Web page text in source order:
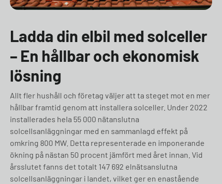
Ladda din elbil med solceller
– En hållbar och ekonomisk
lösning
Allt fler hushåll och företag väljer att ta steget mot en mer
hållbar framtid genom att installera solceller. Under 2022
installerades hela 55 000 nätanslutna
solcellsanläggningar med en sammanlagd effekt på
omkring 800 MW. Detta representerade en imponerande
ökning på nästan 50 procent jämfört med året innan. Vid
årsslutet fanns det totalt 147 692 elnätsanslutna
solcellsanläggningar i landet, vilket ger en enastående